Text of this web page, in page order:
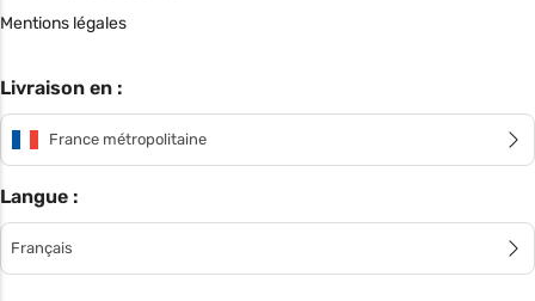
Mentions légales
Livraison en :
France métropolitaine
Langue :
Français